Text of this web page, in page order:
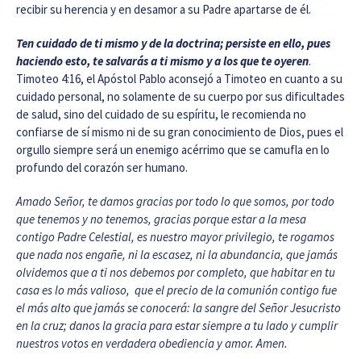
recibir su herencia y en desamor a su Padre apartarse de él.
Ten cuidado de ti mismo y de la doctrina; persiste en ello, pues
haciendo esto, te salvarás a ti mismo y a los que te oyeren.
Timoteo 4:16, el Apóstol Pablo aconsejó a Timoteo en cuanto a su
cuidado personal, no solamente de su cuerpo por sus dificultades
de salud, sino del cuidado de su espíritu, le recomienda no
confiarse de sí mismo ni de su gran conocimiento de Dios, pues el
orgullo siempre será un enemigo acérrimo que se camufla en lo
profundo del corazón ser humano.
Amado Señor, te damos gracias por todo lo que somos, por todo
que tenemos y no tenemos, gracias porque estar a la mesa
contigo Padre Celestial, es nuestro mayor privilegio, te rogamos
que nada nos engañe, ni la escasez, ni la abundancia, que jamás
olvidemos que a ti nos debemos por completo, que habitar en tu
casa es lo más valioso, que el precio de la comunión contigo fue
el más alto que jamás se conocerá: la sangre del Señor Jesucristo
en la cruz; danos la gracia para estar siempre a tu lado y cumplir
nuestros votos en verdadera obediencia y amor. Amen.